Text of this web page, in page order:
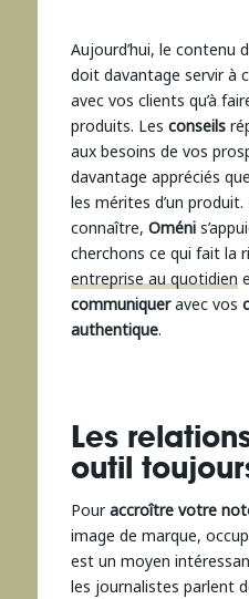
Aujourd’hui, le contenu
doit davantage servir à
avec vos clients qu’à
produits. Les conseils
aux besoins de vos
davantage appréciés
les mérites d’un
connaître, Oméni
cherchons ce qui fait la
entreprise au quotidien
communiqueravec vos
authentique.
Les
outil
Pouraccroître votre
image de marque,
est un moyen
les journalistes parlent